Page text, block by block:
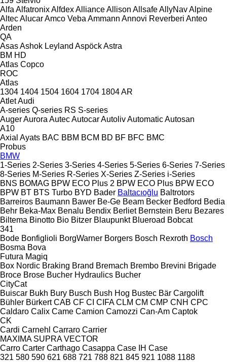
Alfa AlfatronixAlfdexAllianceAllison AllsafeAllyNavAlpine
AltecAlucarAmco Veba Ammann Annovi Reverberi Anteo
Arden
QA
AsasAshok Leyland AspöckAstra
BM HD
Atlas Copco
ROC
Atlas
1304 1404 1504 1604 1704 1804AR
AtletAudi
A-series Q-series RS S-series
AugerAurora AutecAutocarAutolivAutomaticAutosan
A10
Axial Ayats BAC BBM BCM BD BF BFC BMC
Probus
BMW
1-Series 2-Series 3-Series 4-Series 5-Series 6-Series 7-Series
8-Series M-Series R-Series X-Series Z-Series i-Series
BNS BOMAG BPW ECO Plus 2 BPW ECO Plus BPW ECO
BPW BT BTS Turbo BYD Bader Baltacıoğlu Baltrotors
Barreiros Baumann Bawer Be-Ge Beam Becker Bedford Bedia
Behr Beka-Max Benalu Bendix Berliet Bernstein Beru Bezares
Biltema Binotto Bio Bitzer Blaupunkt Blueroad Bobcat
341
Bode Bonfiglioli BorgWarner Borgers Bosch Rexroth Bosch
Bosma Bova
Futura Magiq
Box Nordic Braking Brand Bremach Brembo Brevini Brigade
Broce Brose Bucher Hydraulics Bucher
CityCat
Buiscar Bukh Bury Busch Bush Hog Bustec Bär Cargolift
Bühler Bürkert CAB CF CI CIFA CLM CM CMP CNH CPC
Caldaro Calix Came Camion Camozzi Can-Am Captok
CK
Cardi Carnehl Carraro Carrier
MAXIMA SUPRA VECTOR
Carro Carter Carthago Casappa Case IH Case
321 580 590 621 688 721 788 821 845 921 1088 1188